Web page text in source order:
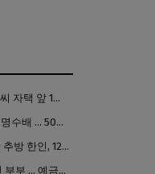
[화제] “내 돈 갚아라” 김원석씨 자택 앞 1인 광대 시위 … 한인 투자사, “108만 달러 못받아”
연방 당국, LA 한인 간호사 지명수배 … 500만 달러 메디캐어 사기, 선고 직전 한국 도주
위조여권으로 미국 재입국한 추방 한인, 120만 달러 은행 사기 행각
’10억 빚’ 안갚고 미국 온 한인 부부 … 예금보험공사, 미국서 소송